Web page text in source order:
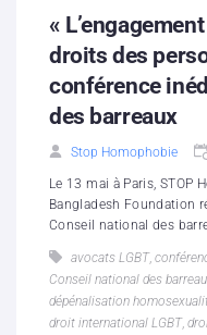
«
droits des
conférence
des barreaux
Stop Homophobie
Le 13 mai à Paris, STOP
Bangladesh Foundation
Conseil national des
avocats LGBT,
Conseil national des
dépénalisation
droit international LGBT,